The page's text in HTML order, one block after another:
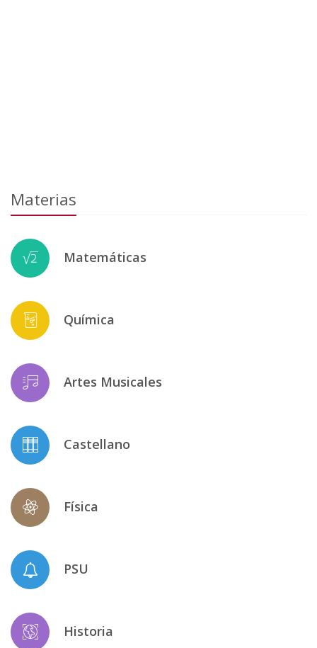
Materias
Matemáticas
Química
Artes Musicales
Castellano
Física
PSU
Historia